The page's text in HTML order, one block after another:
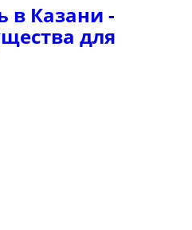
в Казани -
для